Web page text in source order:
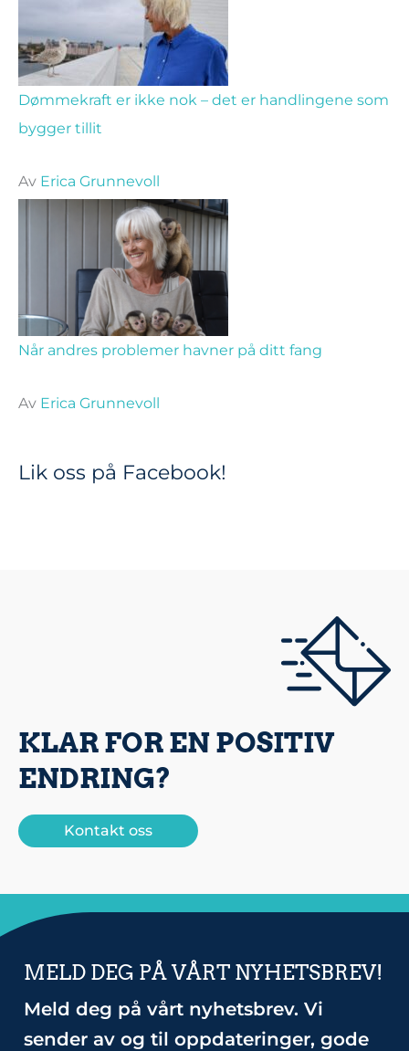
Dømmekraft er ikke nok – det er handlingene som
bygger tillit
Av Erica Grunnevoll
Når andres problemer havner på ditt fang
Av Erica Grunnevoll
Lik oss på Facebook!
KLAR FOR EN POSITIV
ENDRING?
Kontakt oss
MELD DEG PÅ VÅRT NYHETSBREV!
Meld deg på vårt nyhetsbrev. Vi
sender av og til oppdateringer, gode